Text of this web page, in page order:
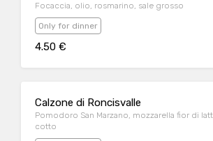
Focaccia, olio, rosmarino, sale grosso
Only for dinner
4.50 €
Calzone di Roncisvalle
Pomodoro San Marzano, mozzarella fior di
cotto